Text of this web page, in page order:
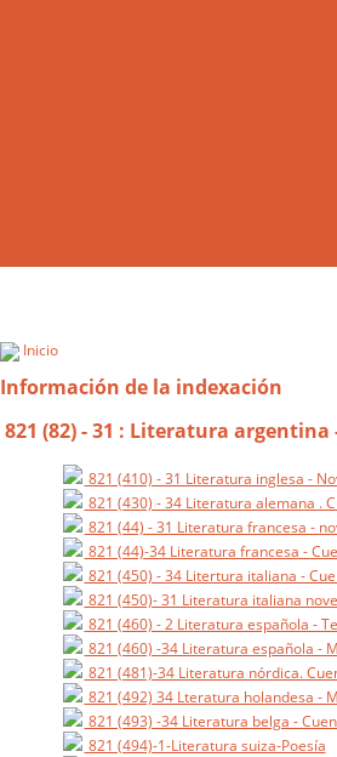
Inicio
Información de la indexación
821 (82) - 31 : Literatura argentina
821 (410) - 31 Literatura inglesa -
821 (430) - 34 Literatura alemana .
821 (44) - 31 Literatura francesa -
821 (44)-34 Literatura francesa -
821 (450) - 34 Litertura italiana -
821 (450)- 31 Literatura italiana
821 (460) - 2 Literatura española -
821 (460) -34 Literatura española -
821 (481)-34 Literatura nórdica.
821 (492) 34 Lteratura holandesa -
821 (493) -34 Literatura belga -
821 (494)-1-Literatura suiza-Poesía